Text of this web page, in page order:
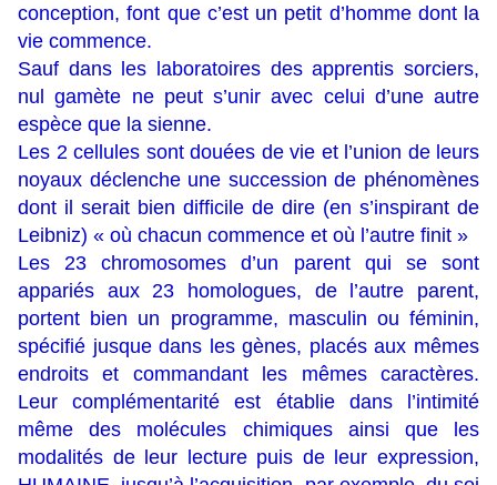
conception, font que c’est un petit d’homme dont la
vie commence.
Sauf dans les laboratoires des apprentis sorciers,
nul gamète ne peut s’unir avec celui d’une autre
espèce que la sienne.
Les 2 cellules sont douées de vie et l’union de leurs
noyaux déclenche une succession de phénomènes
dont il serait bien difficile de dire (en s’inspirant de
Leibniz) « où chacun commence et où l’autre finit »
Les 23 chromosomes d’un parent qui se sont
appariés aux 23 homologues, de l’autre parent,
portent bien un programme, masculin ou féminin,
spécifié jusque dans les gènes, placés aux mêmes
endroits et commandant les mêmes caractères.
Leur complémentarité est établie dans l’intimité
même des molécules chimiques ainsi que les
modalités de leur lecture puis de leur expression,